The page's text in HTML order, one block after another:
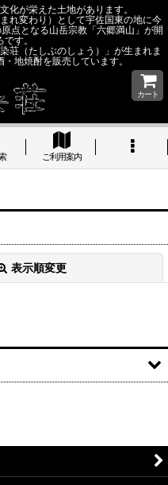
化が栄えた土地があります。
れ変わり）として宇佐国東の地に今
点となる山岳宗教「六郷満山」が開
す。
荘（たしぶのしょう）」が生まれま
地焼酎を販売しています。
カート
ご利用案内
表示順変更